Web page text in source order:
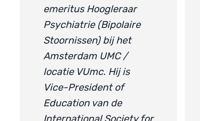
emeritus Hoogleraar
Psychiatrie (Bipolaire
Stoornissen) bij het
Amsterdam UMC /
locatie VUmc. Hij is
Vice-President of
Education van de
International Society for